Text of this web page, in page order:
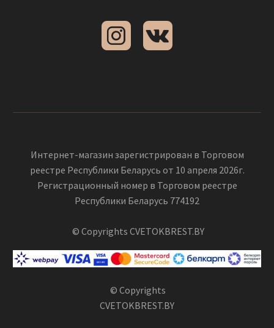
Интернет-магазин зарегистрирован в Торговом
реестре Республики Беларусь от 10 апреля 2026г.
Регистрационный номер в Торговом реестре
Республики Беларусь 774192
© Copyrights CVETOKBREST.BY
© Copyrights
CVETOKBREST.BY